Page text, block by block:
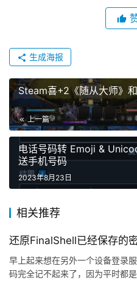
生成海报
Steam喜+2《随从大师》
上一篇
电话号码转 Emoji &
送手机号码
2023年8月23日
相关推荐
还原FinalShell已经保存的
早上起来想在另外一个设备登录
码完全记不起来了，因为平时都